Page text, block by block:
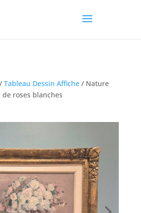
Tableau Dessin Affiche/ Nature
roses blanches